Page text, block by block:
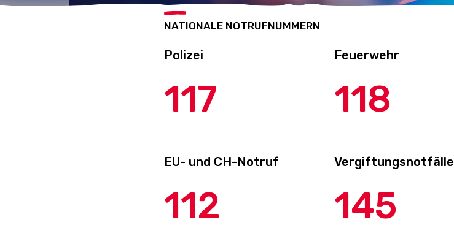
NATIONALE NOTRUFNUMMERN
Polizei
117
Feuerwehr
118
EU- und CH-Notruf
112
Vergiftungsnotfälle
145